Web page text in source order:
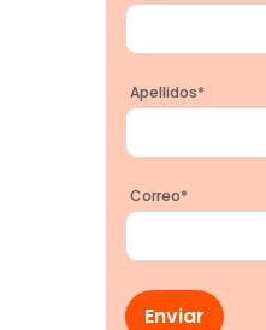
Apellidos*
Correo*